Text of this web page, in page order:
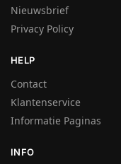
Nieuwsbrief
Privacy Policy
HELP
Contact
Klantenservice
Informatie Paginas
INFO